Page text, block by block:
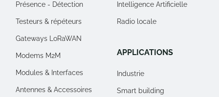
Présence - Détection
Testeurs & répéteurs
Gateways LoRaWAN
Modems M2M
Modules & Interfaces
Antennes & Accessoires
Intelligence Artificielle
Radio locale
APPLICATIONS
Industrie
Smart building